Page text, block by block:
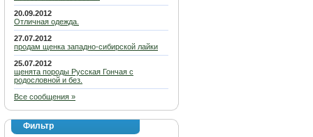
20.09.2012
Отличная одежда.
27.07.2012
продам щенка западно-сибирской лайки
25.07.2012
щенята породы Русская Гончая с
родословной и без.
Все сообщения »
Фильтр